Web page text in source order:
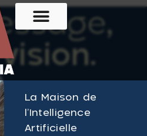
,
La Maison de
l’Intelligence
Artificielle